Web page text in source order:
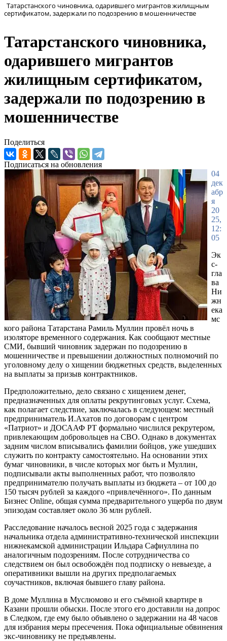
Татарстанского чиновника, одарившего мигрантов жилищным
сертификатом, задержали по подозрению в мошенничестве
Татарстанского чиновника,
одарившего мигрантов
жилищным сертификатом,
задержали по подозрению в
мошенничестве
Поделиться
Подписаться на обновления
04
дек
абр
я
20
25,
12:
05
Эк
с-
гла
ва
Ни
жн
ека
мс
кого района Татарстана Рамиль Муллин провёл ночь в
изоляторе временного содержания. Как сообщают местные
СМИ, бывший чиновник задержан по подозрению в
мошенничестве и превышении должностных полномочий по
уголовному делу о хищении бюджетных средств, выделенных
на выплаты за призыв контрактников.
Предположительно, дело связано с хищением денег,
предназначенных для оплаты рекрутинговых услуг. Схема,
как полагает следствие, заключалась в следующем: местный
предприниматель И.Ахатов по договорам с центром
«Патриот» и ДОСААФ РТ формально числился рекрутером,
привлекающим добровольцев на СВО. Однако в документах
задним числом вписывались фамилии бойцов, уже ушедших
служить по контракту самостоятельно. На основании этих
бумаг чиновники, в числе которых мог быть и Муллин,
подписывали акты выполненных работ, что позволяло
предпринимателю получать выплаты из бюджета – от 100 до
150 тысяч рублей за каждого «привлечённого». По данным
Бизнес Online, общая сумма предварительного ущерба по двум
эпизодам составляет около 36 млн рублей.
Расследование началось весной 2025 года с задержания
начальника отдела административно-технической инспекции
нижнекамской администрации Ильдара Сафиуллина по
аналогичным подозрениям. После сотрудничества со
следствием он был освобождён под подписку о невыезде, а
оперативники вышли на других предполагаемых
соучастников, включая бывшего главу района.
В доме Муллина в Муслюмово и его съёмной квартире в
Казани прошли обыски. После этого его доставили на допрос
в Следком, где ему было объявлено о задержании на 48 часов
для избрания меры пресечения. Пока официальные обвинения
экс-чиновнику не предъявлены.